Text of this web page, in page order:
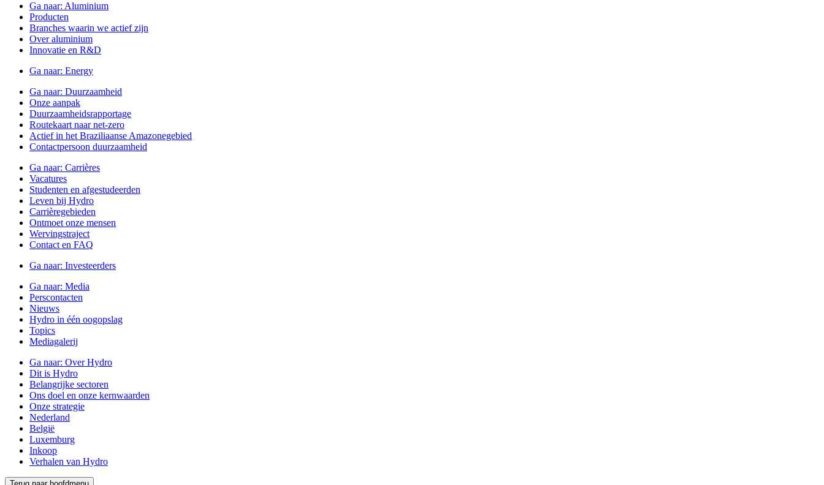
Ga naar: Aluminium
Producten
Branches waarin we actief zijn
Over aluminium
Innovatie en R&D
Ga naar: Energy
Ga naar: Duurzaamheid
Onze aanpak
Duurzaamheidsrapportage
Routekaart naar net-zero
Actief in het Braziliaanse Amazonegebied
Contactpersoon duurzaamheid
Ga naar: Carrières
Vacatures
Studenten en afgestudeerden
Leven bij Hydro
Carrièregebieden
Ontmoet onze mensen
Wervingstraject
Contact en FAQ
Ga naar: Investeerders
Ga naar: Media
Perscontacten
Nieuws
Hydro in één oogopslag
Topics
Mediagalerij
Ga naar: Over Hydro
Dit is Hydro
Belangrijke sectoren
Ons doel en onze kernwaarden
Onze strategie
Nederland
België
Luxemburg
Inkoop
Verhalen van Hydro